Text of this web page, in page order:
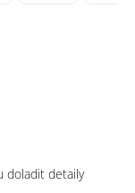
doladit detaily